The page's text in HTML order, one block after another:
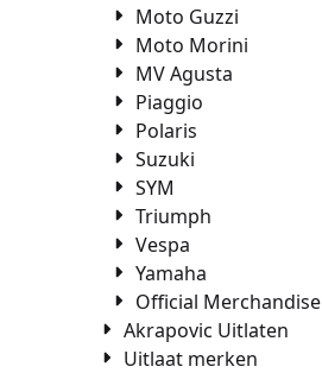
Moto Guzzi
Moto Morini
MV Agusta
Piaggio
Polaris
Suzuki
SYM
Triumph
Vespa
Yamaha
Official Merchandise
Akrapovic Uitlaten
Uitlaat merken